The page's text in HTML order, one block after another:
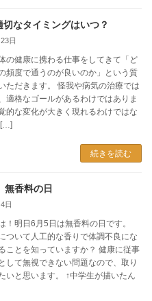
切なタイミングはいつ？
日
の健康に携わる仕事をしてきて「ど
頻度で通うのが良いのか」という質
ただきます。 怪我や病気の治療では
適格なゴールがあるわけではありま
的な変化が大きく現れるわけではな
[…]
続きを読む
無香料の日
日
！明日6月5日は無香料の日です。
ついて人工的な香りで体調不良にな
ことを知っていますか？ 健康に従事
して無視できない問題なので、取り
いと思います。 ↑中学生が描いたん